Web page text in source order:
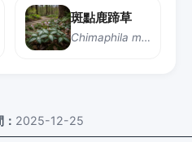
斑點鹿蹄草
Chimaphila maculata
2025-12-25